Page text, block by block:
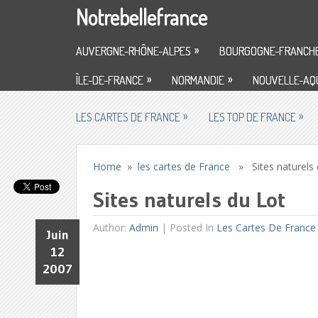
Notrebellefrance
AUVERGNE-RHÔNE-ALPES » BOURGOGNE-
ÎLE-DE-FRANCE » NORMANDIE » NOUVELLE-
LES CARTES DE FRANCE » LES TOP DE FRANCE »
Home »les cartes de France » Sites naturels
Sites naturels du Lot
Author:Admin |
Juin
12
2007
Posted In Les Cartes De France